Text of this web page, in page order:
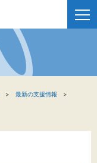
最新の支援情報